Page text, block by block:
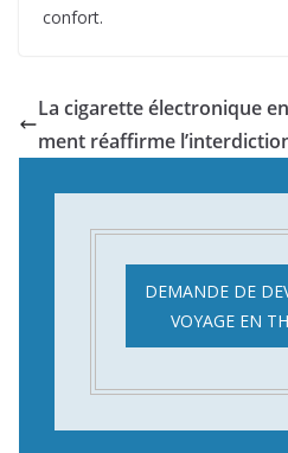
confort.
La cigarette électronique
ment réaffirme
DEMANDE DE
VOYAGE EN